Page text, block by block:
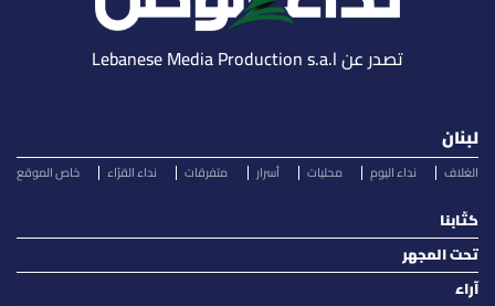
تصدر عن Lebanese Media Production s.a.l
لبنان
الغلاف نداء اليوم محليات أسرار متفرقات نداء القرّاء خاص الموقع
كتّابنا
تحت المجهر
آراء